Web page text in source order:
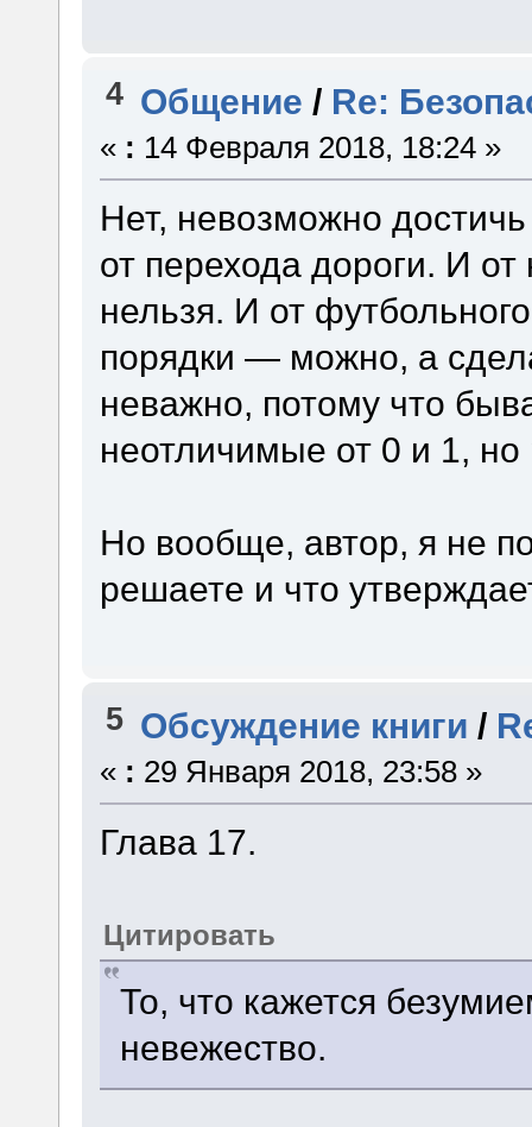
4 Общение / Re:
« : 14 Февраля 2018, 18:24 »
Нет, невозможно
от перехода дороги. И
нельзя. И от
порядки — можно, а
неважно, потому что
неотличимые от 0 и 1,
Но вообще, автор, я не
решаете и что
5 Обсуждение книги /
« : 29 Января 2018, 23:58 »
Глава 17.
Цитировать
То, что кажется
невежество.